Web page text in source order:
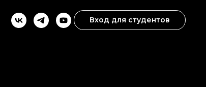
Вход для студентов